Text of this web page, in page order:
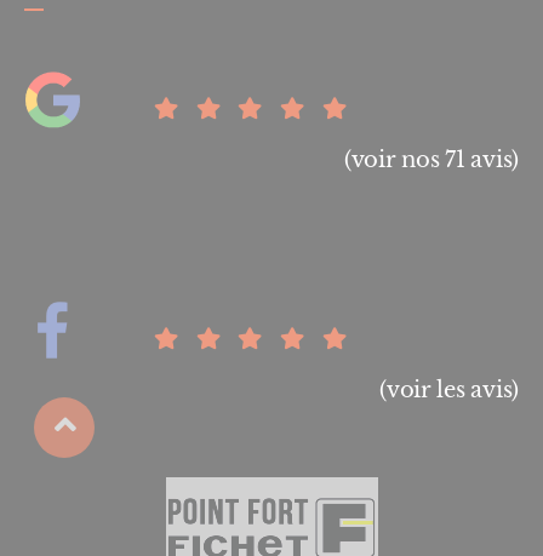
(voir nos 71 avis)
(voir les avis)